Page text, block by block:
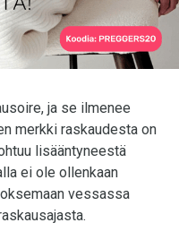
ja se ilmenee
merkki raskaudesta on
lisääntyneestä
ei ole ollenkaan
vessassa